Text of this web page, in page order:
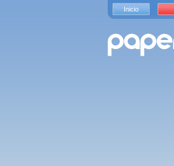
Inicio